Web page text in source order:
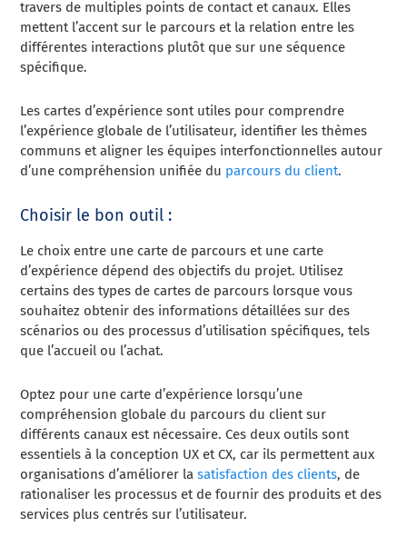
travers de multiples points de contact et canaux. Elles
mettent l’accent sur le parcours et la relation entre les
différentes interactions plutôt que sur une séquence
spécifique.
Les cartes d’expérience sont utiles pour comprendre
l’expérience globale de l’utilisateur, identifier les thèmes
communs et aligner les équipes interfonctionnelles autour
d’une compréhension unifiée du parcours du client.
Choisir le bon outil :
Le choix entre une carte de parcours et une carte
d’expérience dépend des objectifs du projet. Utilisez
certains des types de cartes de parcours lorsque vous
souhaitez obtenir des informations détaillées sur des
scénarios ou des processus d’utilisation spécifiques, tels
que l’accueil ou l’achat.
Optez pour une carte d’expérience lorsqu’une
compréhension globale du parcours du client sur
différents canaux est nécessaire. Ces deux outils sont
essentiels à la conception UX et CX, car ils permettent aux
organisations d’améliorer lasatisfaction des clients, de
rationaliser les processus et de fournir des produits et des
services plus centrés sur l’utilisateur.